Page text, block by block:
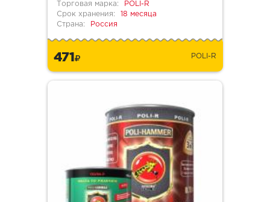
Торговая марка:
POLI-R
Срок хранения:
18 месяца
Страна:
Россия
471 POLI-R